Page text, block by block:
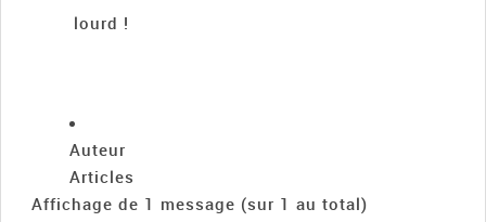
lourd !
Auteur
Articles
Affichage de 1 message (sur 1 au total)